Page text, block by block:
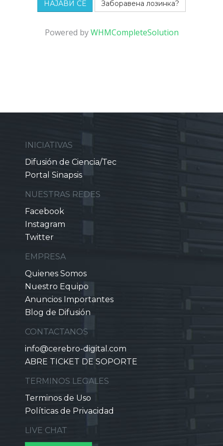
Заборавена лозинка?
Powered byWHMCompleteSolution
INICIATIVAS
Difusión de Ciencia/Tec
Portal Sinapsis
NUESTRAS REDES
Facebook
Instagram
Twitter
EMPRESA
Quienes Somos
Nuestro Equipo
Anuncios Importantes
Blog de Difusión
CONTACTANOS
info@cerebro-digital.com
ABRE TICKET DE SOPORTE
TERMINOS LEGALES
Terminos de Uso
Políticas de Privacidad
LIVE CHAT